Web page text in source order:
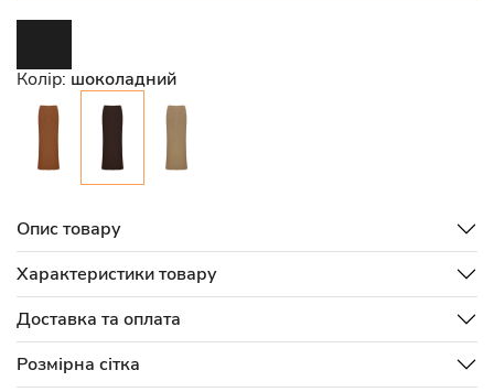
Колір: шоколадний
Опис товару
Характеристики товару
Доставка та оплата
Розмірна сітка